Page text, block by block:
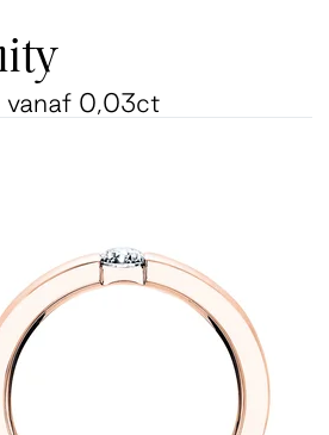
vanaf 0,03ct